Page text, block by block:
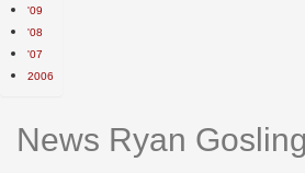
'09
'08
'07
2006
News Ryan